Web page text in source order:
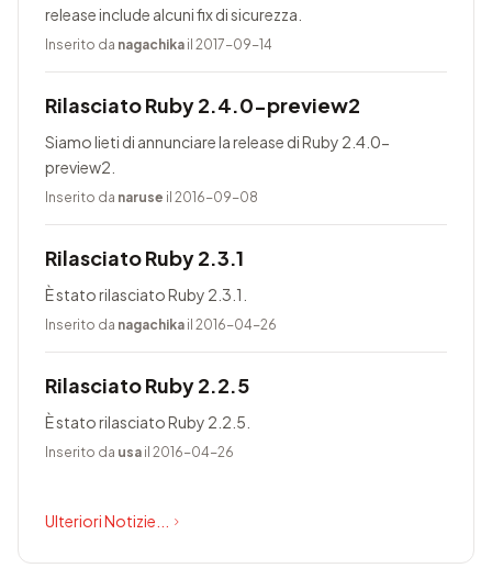
release include alcuni fix di sicurezza.
Inserito da nagachika il 2017-09-14
Rilasciato Ruby 2.4.0-preview2
Siamo lieti di annunciare la release di Ruby 2.4.0-
preview2.
Inserito da naruse il 2016-09-08
Rilasciato Ruby 2.3.1
È stato rilasciato Ruby 2.3.1.
Inserito da nagachika il 2016-04-26
Rilasciato Ruby 2.2.5
È stato rilasciato Ruby 2.2.5.
Inserito da usa il 2016-04-26
Ulteriori Notizie...